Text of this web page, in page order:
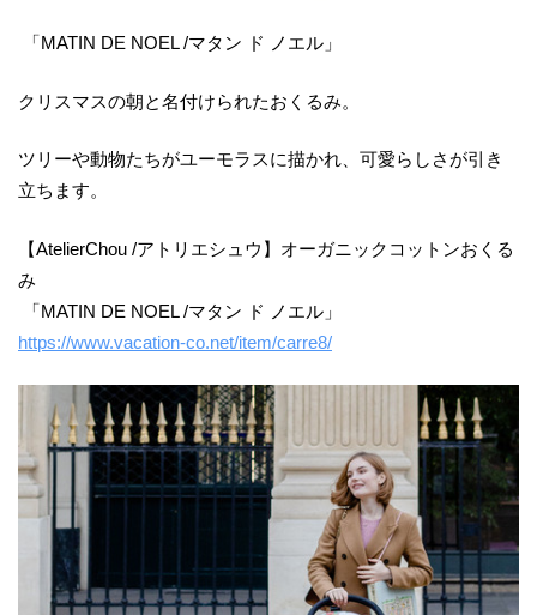
「MATIN DE NOEL /マタン ド ノエル」
クリスマスの朝と名付けられたおくるみ。
ツリーや動物たちがユーモラスに描かれ、可愛らしさが引き
立ちます。
【AtelierChou /アトリエシュウ】オーガニックコットンおくる
み
「MATIN DE NOEL /マタン ド ノエル」
https://www.vacation-co.net/item/carre8/